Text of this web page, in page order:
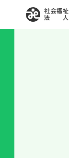
社会福祉
法 人